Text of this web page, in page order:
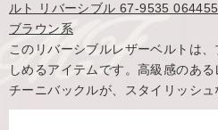
ルト リバーシブル 67-9535
ブラウン系
このリバーシブルレザーベルトは
しめるアイテムです。高級感のあ
チーニバックルが、スタイリッシュ